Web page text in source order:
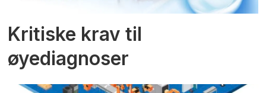
Kritiske krav til
øyediagnoser